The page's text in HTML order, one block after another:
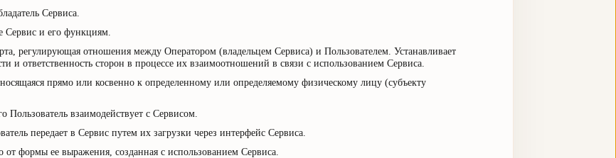
Сервиса.
Сервис и его функциям.
регулирующая отношения между Оператором (владельцем Сервиса) и Пользователем. Устанавливает
и ответственность сторон в процессе их взаимоотношений в связи с использованием Сервиса.
прямо или косвенно к определенному или определяемому физическому лицу (субъекту
Пользователь взаимодействует с Сервисом.
передает в Сервис путем их загрузки через интерфейс Сервиса.
формы ее выражения, созданная с использованием Сервиса.